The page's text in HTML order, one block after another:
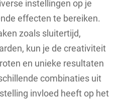
instellingen op je
effecten te bereiken.
zoals sluitertijd,
kun je de creativiteit
en unieke resultaten
combinaties uit
invloed heeft op het